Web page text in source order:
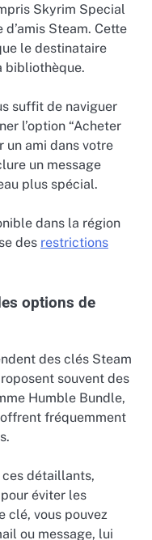
Skyrim Special
Steam. Cette
le destinataire
bibliothèque.
suffit de naviguer
l’option “Acheter
un ami dans votre
un message
plus spécial.
dans la région
des restrictions
options de
des clés Steam
souvent des
Humble Bundle,
fréquemment
ces détaillants,
éviter les
clé, vous pouvez
ou message, lui